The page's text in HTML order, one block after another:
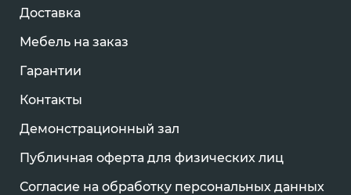
Доставка
Мебель на заказ
Гарантии
Контакты
Демонстрационный зал
Публичная оферта для физических лиц
Согласие на обработку персональных данных